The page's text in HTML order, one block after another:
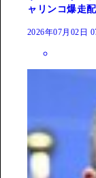
ャリンコ爆走
2026年07月02日